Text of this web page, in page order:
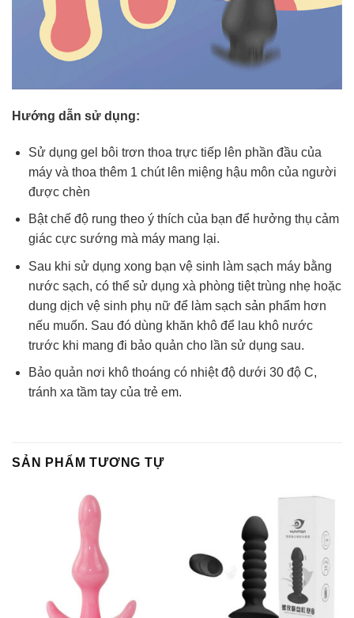
Hướng dẫn sử dụng:
Sử dụng gel bôi trơn thoa trực tiếp lên phần đầu của
máy và thoa thêm 1 chút lên miệng hậu môn của người
được chèn
Bật chế độ rung theo ý thích của bạn để hưởng thụ cảm
giác cực sướng mà máy mang lại.
Sau khi sử dụng xong bạn vệ sinh làm sạch máy bằng
nước sạch, có thể sử dụng xà phòng tiệt trùng nhẹ hoặc
dung dịch vệ sinh phụ nữ để làm sạch sản phẩm hơn
nếu muốn. Sau đó dùng khăn khô để lau khô nước
trước khi mang đi bảo quản cho lần sử dụng sau.
Bảo quản nơi khô thoáng có nhiệt độ dưới 30 độ C,
tránh xa tầm tay của trẻ em.
SẢN PHẨM TƯƠNG TỰ